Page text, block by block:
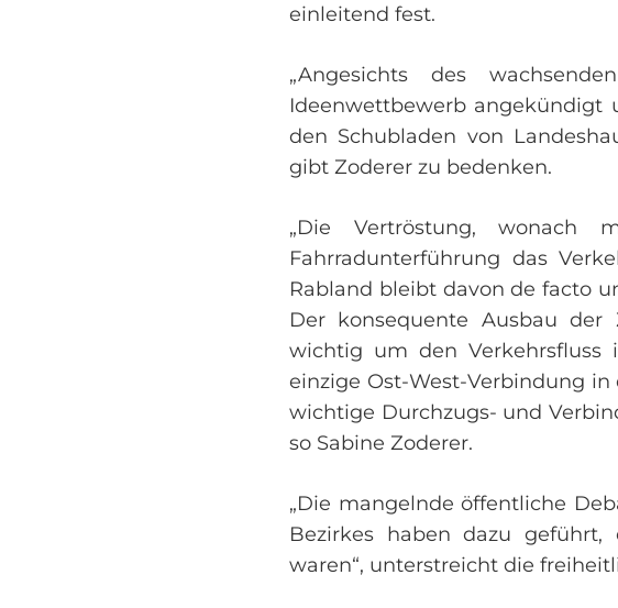
einleitend fest.
„Angesichts des
Ideenwettbewerb angekündigt
den Schubladen von
gibt Zoderer zu bedenken.
„Die Vertröstung,
Fahrradunterführung das
Rabland bleibt davon de facto
Der konsequente Ausbau
wichtig um den Verkehrsfluss
einzige Ost-West-Verbindung
wichtige Durchzugs- und
so Sabine Zoderer.
„Die mangelnde öffentliche
Bezirkes haben dazu
waren“, unterstreicht die